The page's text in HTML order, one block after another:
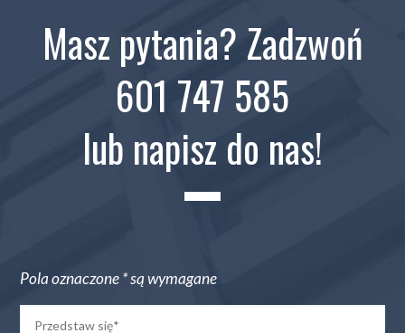
Masz pytania? Zadzwoń
601 747 585
lub napisz do nas!
Pola oznaczone * są wymagane